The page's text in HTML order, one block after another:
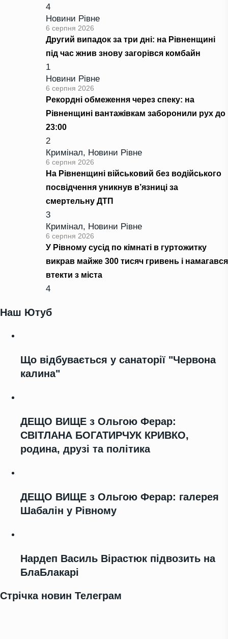
4
Новини Рівне
6 серпня 2026
Другий випадок за три дні: на Рівненщині
під час жнив знову загорівся комбайн
1
Новини Рівне
6 серпня 2026
Рекордні обмеження через спеку: на
Рівненщині вантажівкам заборонили рух до
23:00
2
Кримінал, Новини Рівне
6 серпня 2026
На Рівненщині військовий без водійського
посвідчення уникнув в’язниці за
смертельну ДТП
3
Кримінал, Новини Рівне
6 серпня 2026
У Рівному сусід по кімнаті в гуртожитку
викрав майже 300 тисяч гривень і намагався
втекти з міста
4
Наш Ютуб
Що відбувається у санаторії "Червона
калина"
ДЕЩО ВИЩЕ з Ольгою Ферар:
СВІТЛАНА БОГАТИРЧУК КРИВКО,
родина, друзі та політика
ДЕЩО ВИЩЕ з Ольгою Ферар: галерея
Шабалін у Рівному
Нардеп Василь Вірастюк підвозить на
БлаБлакарі
Стрічка новин Телеграм